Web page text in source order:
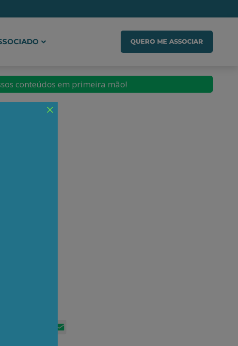
QUERO ME ASSOCIAR
conteúdos em primeira mão!
FacebookLinkedIn